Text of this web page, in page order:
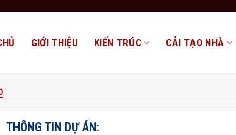
GIỚI THIỆU KIẾN TRÚC CẢI TẠO NHÀ
THÔNG TIN DỰ ÁN: